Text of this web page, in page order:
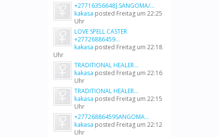
+27716356648].SANGOMA/...
kakasa posted Freitag um 22:25
Uhr
LOVE SPELL CASTER
+27726886459...
kakasa posted Freitag um 22:18
Uhr
TRADITIONAL HEALER...
kakasa posted Freitag um 22:16
Uhr
TRADITIONAL HEALER...
kakasa posted Freitag um 22:15
Uhr
+27726886459SANGOMA...
kakasa posted Freitag um 22:12
Uhr